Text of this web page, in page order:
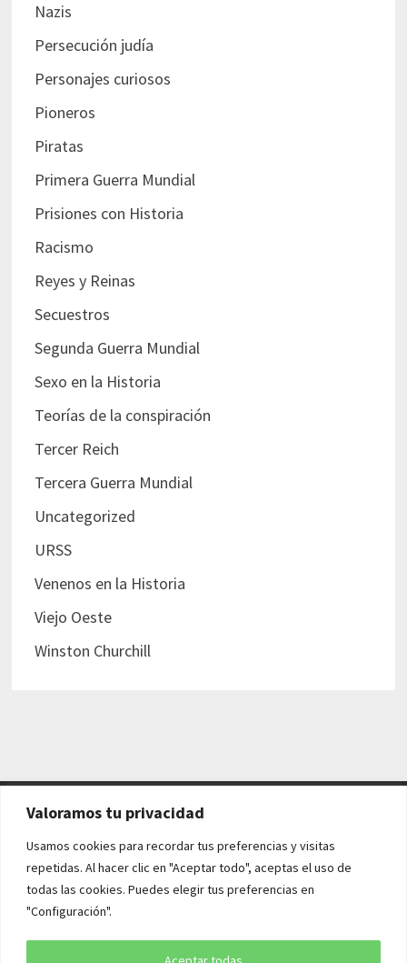
Valoramos tu privacidad
Usamos cookies para recordar tus preferencias y visitas
repetidas. Al hacer clic en "Aceptar todo", aceptas el uso de
todas las cookies. Puedes elegir tus preferencias en
"Configuración".
Nazis
Persecución judía
Personajes curiosos
Pioneros
Piratas
Primera Guerra Mundial
Prisiones con Historia
Racismo
Reyes y Reinas
Secuestros
Segunda Guerra Mundial
Sexo en la Historia
Teorías de la conspiración
Tercer Reich
Tercera Guerra Mundial
Uncategorized
URSS
Venenos en la Historia
Viejo Oeste
Winston Churchill
AVISO LEGAL Y POLÍTICAS
Aviso legal
Política de cookies